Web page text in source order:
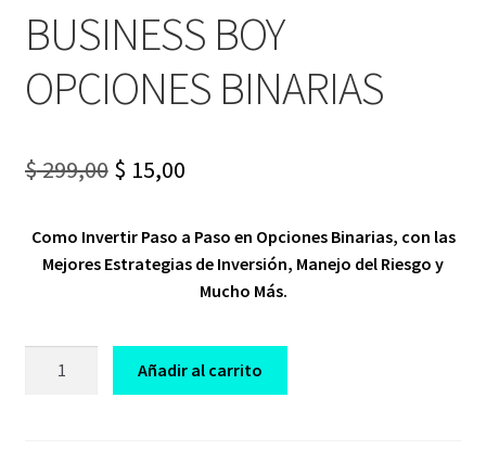
BUSINESS BOY
OPCIONES BINARIAS
$299,00 Original
was:
$ 299,00.
$ 15,00Current
is:
$ 15,00.
Como Invertir Paso a Paso en Opciones Binarias, con las
Mejores Estrategias de Inversión, Manejo del Riesgo y
Mucho Más.
Añadir al carrito